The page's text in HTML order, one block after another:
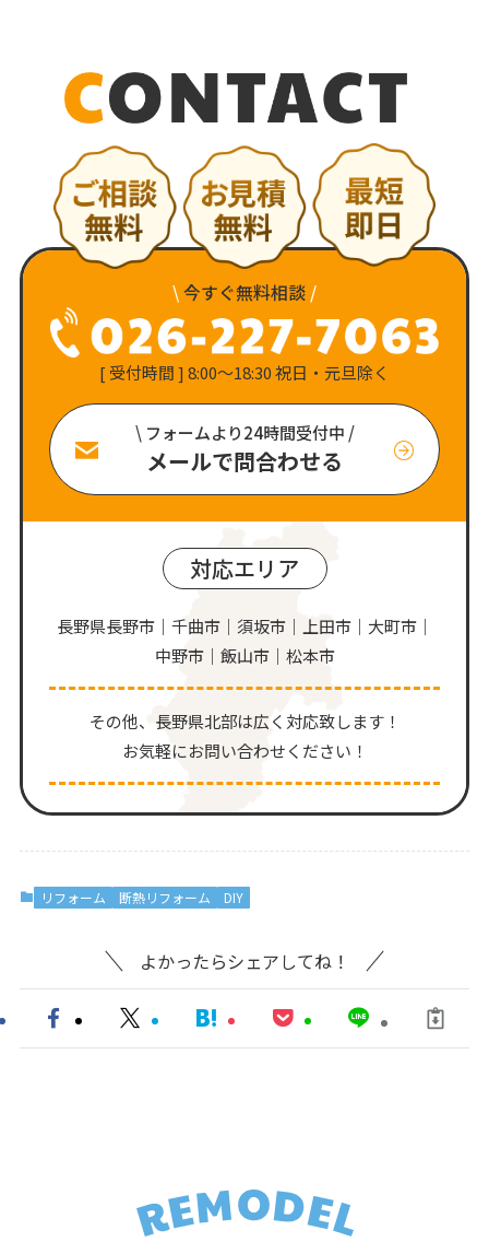
\今すぐ無料相談 /
[ 受付時間 ] 8:00〜18:30 祝日・元旦除く
\ フォームより24時間受付中 /
メールで問合わせる
対応エリア
長野県長野市｜千曲市｜須坂市｜上田市｜大町市｜
中野市｜飯山市｜松本市
その他、⻑野県北部は広く対応致します！
お気軽にお問い合わせください！
リフォーム 断熱リフォーム DIY
よかったらシェアしてね！